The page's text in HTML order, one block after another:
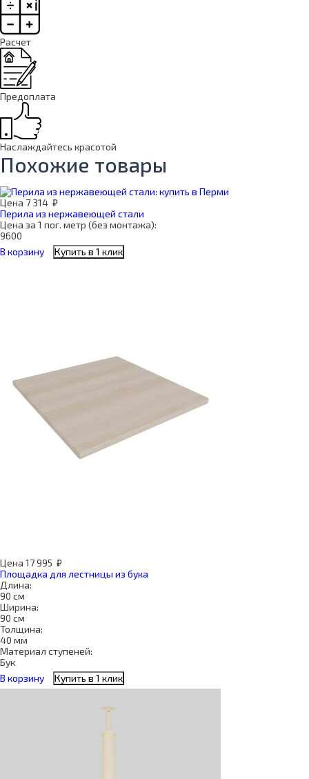
Расчет
Предоплата
Наслаждайтесь красотой
Похожие товары
Цена 7 314 ₽
Перила из нержавеющей стали
Цена за 1 пог. метр (без монтажа):
9600
В корзину
Купить в 1 клик
Цена 17 995 ₽
Площадка для лестницы из бука
Длина:
90 см
Ширина:
90 см
Толщина:
40 мм
Материал ступеней:
Бук
В корзину
Купить в 1 клик